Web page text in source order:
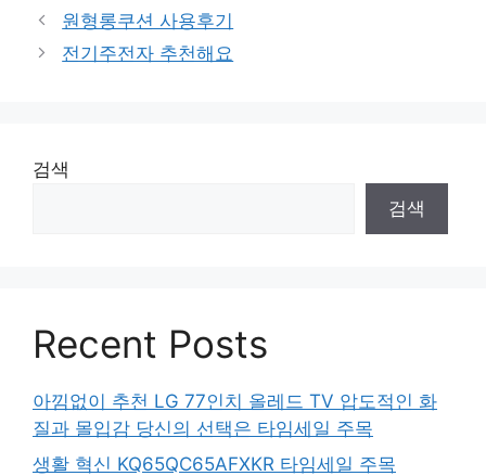
원형롱쿠션 사용후기
전기주전자 추천해요
검색
검색
Recent Posts
아낌없이 추천 LG 77인치 올레드 TV 압도적인 화
질과 몰입감 당신의 선택은 타임세일 주목
생활 혁신 KQ65QC65AFXKR 타임세일 주목